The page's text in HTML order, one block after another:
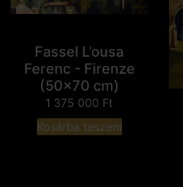
Fassel L’ousa
Ferenc - Firenze
(50x70 cm)
1 375 000 Ft
Kosárba teszem